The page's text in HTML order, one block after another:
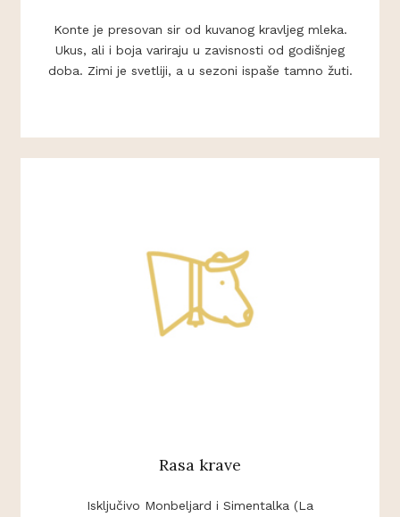
Konte je presovan sir od kuvanog kravljeg mleka.
Ukus, ali i boja variraju u zavisnosti od godišnjeg
doba. Zimi je svetliji, a u sezoni ispaše tamno žuti.
Rasa krave
Isključivo Monbeljard i Simentalka (La